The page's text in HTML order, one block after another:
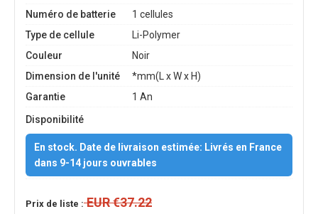
Numéro de batterie
1 cellules
Type de cellule
Li-Polymer
Couleur
Noir
Dimension de l'unité
*mm(L x W x H)
Garantie
1 An
Disponibilité
En stock. Date de livraison estimée: Livrés en France
dans 9-14 jours ouvrables
Prix de liste :EUR €37.22